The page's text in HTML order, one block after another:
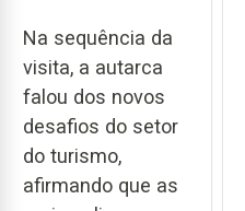
Na sequência da
visita, a autarca
falou dos novos
desafios do setor
do turismo,
afirmando que as